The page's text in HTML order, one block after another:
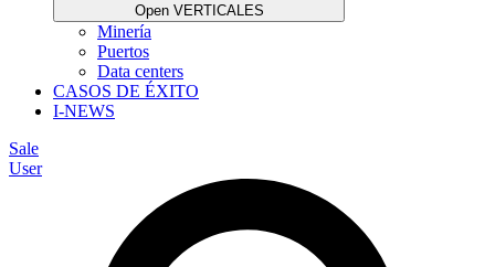
Open VERTICALES
Minería
Puertos
Data centers
CASOS DE ÉXITO
I-NEWS
Sale
User